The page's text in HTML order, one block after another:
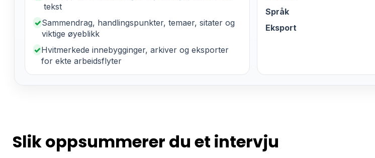
tekst
✓Sammendrag, handlingspunkter, temaer, sitater og
viktige øyeblikk
✓Hvitmerkede innebygginger, arkiver og eksporter
for ekte arbeidsflyter
Språk
Eksport
Slik oppsummerer du et intervju